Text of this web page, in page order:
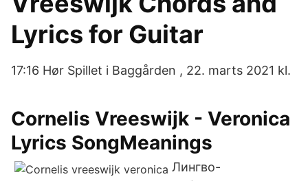
Lyrics for Guitar
17:16 Hør Spillet i Baggården , 22. marts 2021 kl.
Cornelis Vreeswijk - Veronica
Lyrics SongMeanings
Лингво-